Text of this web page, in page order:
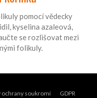
pomocí vědecky
kyselina azaleová,
se rozlišovat mezi
folikuly.
ochrany soukromí GDPR